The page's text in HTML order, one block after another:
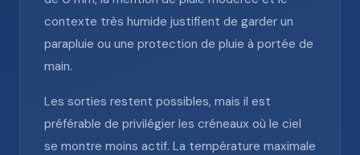
contexte très humide justifient de garder un
parapluie ou une protection de pluie à portée de
main.
Les sorties restent possibles, mais il est
préférable de privilégier les créneaux où le ciel
se montre moins actif. La température maximale